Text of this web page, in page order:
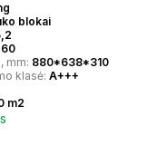
blokai
mm: 880*638*310
klasė: A+++
m2